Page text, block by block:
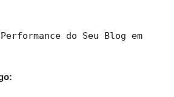
Performance do Seu Blog em